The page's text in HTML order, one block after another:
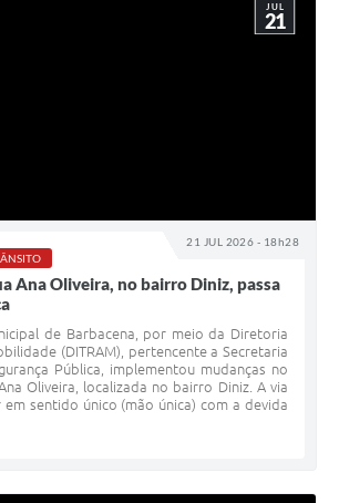
21 JUL 2026 - 18h28
JUL
21
Ana Oliveira, no bairro Diniz, passa
de Barbacena, por meio da Diretoria
(DITRAM), pertencente a Secretaria
Pública, implementou mudanças no
Oliveira, localizada no bairro Diniz. A via
sentido único (mão única) com a devida